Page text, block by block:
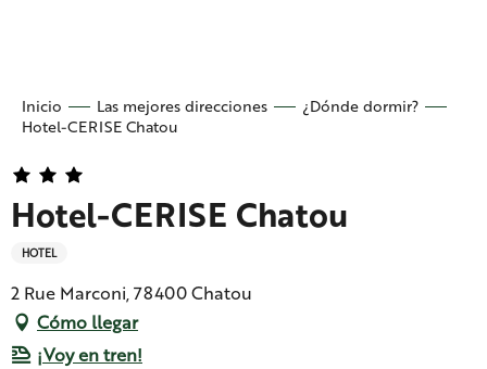
Inicio Las mejores direcciones
¿Dónde dormir?
Hotel-CERISE Chatou
Hotel-CERISE Chatou
HOTEL
2 Rue Marconi, 78400 Chatou
Cómo llegar
¡Voy en tren!